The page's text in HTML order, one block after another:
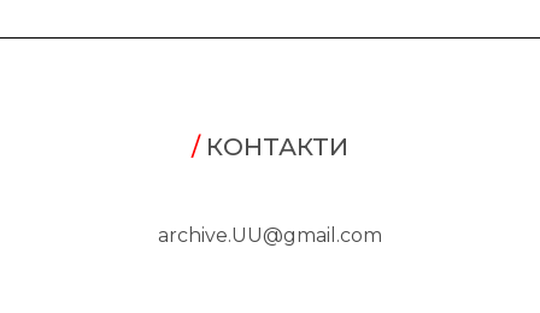
/КОНТАКТИ
archive.UU@gmail.com